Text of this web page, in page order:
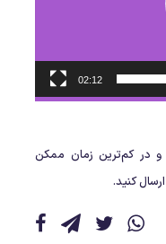
02:12
و در کم‌ترین زمان ممکن
کنید.